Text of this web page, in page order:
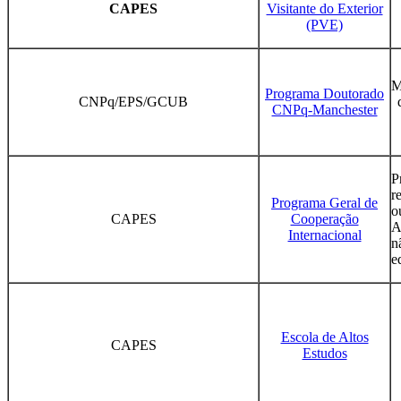
CAPES
Visitante do Exterior
(PVE)
CNPq/EPS/GCUB
Programa Doutorado
CNPq-Manchester
CAPES
Programa Geral de
Cooperação
Internacional
CAPES
Escola de Altos
Estudos